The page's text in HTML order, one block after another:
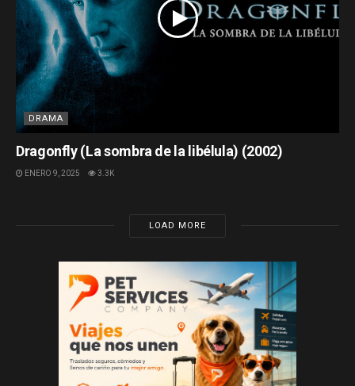
DRAMA
Dragonfly (La sombra de la libélula) (2002)
ENERO 9, 2025 3.3K
LOAD MORE